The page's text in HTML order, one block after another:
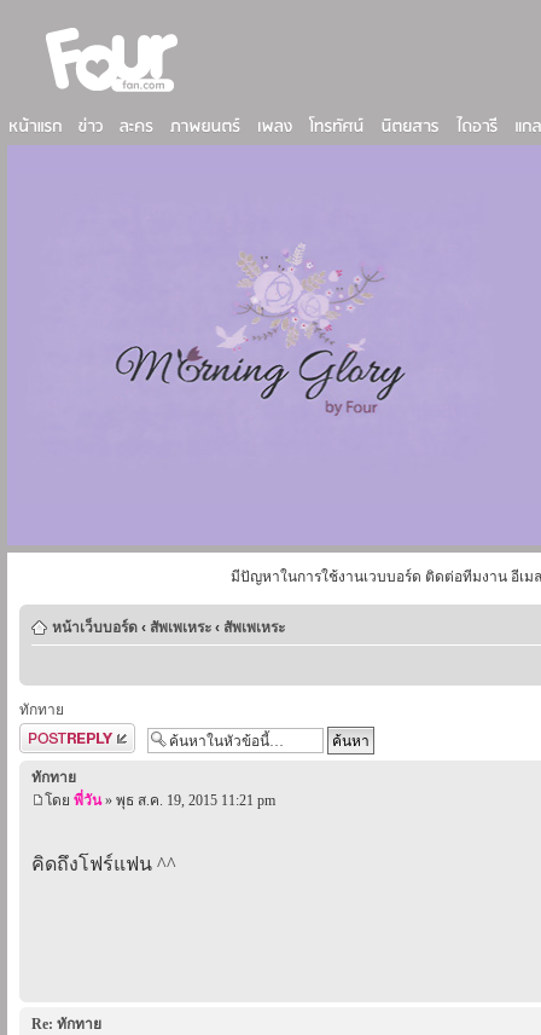
มีปัญหาในการใช้งานเวบบอร์ด ติดต่อทีมงาน อีเม
หน้าเว็บบอร์ด ‹ สัพเพเหระ ‹ สัพเพเหระ
ทักทาย
ตอบกระทู้
ทักทาย
โดย พี่วัน» พุธ ส.ค. 19, 2015 11:21 pm
คิดถึงโฟร์แฟน ^^
Re: ทักทาย